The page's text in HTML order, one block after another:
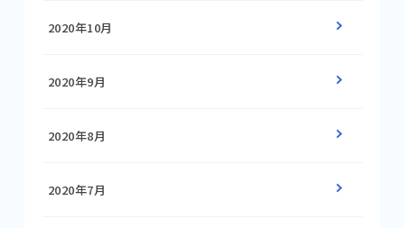
2020年10月
2020年9月
2020年8月
2020年7月